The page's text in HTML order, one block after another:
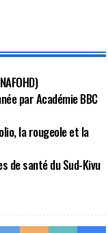
par Académie BBC
la rougeole et la
de santé du Sud-Kivu